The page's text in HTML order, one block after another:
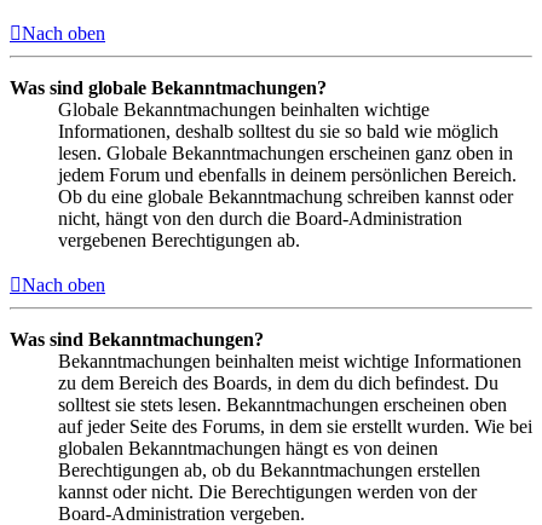
Nach oben
Was sind globale Bekanntmachungen?
Globale Bekanntmachungen beinhalten wichtige
Informationen, deshalb solltest du sie so bald wie möglich
lesen. Globale Bekanntmachungen erscheinen ganz oben in
jedem Forum und ebenfalls in deinem persönlichen Bereich.
Ob du eine globale Bekanntmachung schreiben kannst oder
nicht, hängt von den durch die Board-Administration
vergebenen Berechtigungen ab.
Nach oben
Was sind Bekanntmachungen?
Bekanntmachungen beinhalten meist wichtige Informationen
zu dem Bereich des Boards, in dem du dich befindest. Du
solltest sie stets lesen. Bekanntmachungen erscheinen oben
auf jeder Seite des Forums, in dem sie erstellt wurden. Wie bei
globalen Bekanntmachungen hängt es von deinen
Berechtigungen ab, ob du Bekanntmachungen erstellen
kannst oder nicht. Die Berechtigungen werden von der
Board-Administration vergeben.